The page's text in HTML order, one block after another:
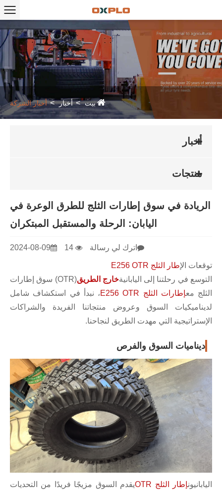
بيت أخبار أخبار الشركة
أخبار
منتجات
الريادة في سوق إطارات الثلج للطرق الوعرة في
اليابان: الرحلة والمستقبل المبتكران
2024-08-09 اترك لي رسالة
توقعات الإطار الثلج E256 OTR
التوسع في رحلتنا إلى اليابانيةخارج الطريق
(OTR) سوق إطارات
الثلج معإطارات الثلج E256 OTR
، نبدأ في استكشاف شامل
لديناميكيات السوق وعروض منتجاتنا الفريدة والشراكات
الإستراتيجية التي مهدت الطريق لنجاحنا.
ديناميات السوق والفرص
اليابانيونإطار الثلج OTR
يقدم السوق مزيجًا فريدًا من التحديات